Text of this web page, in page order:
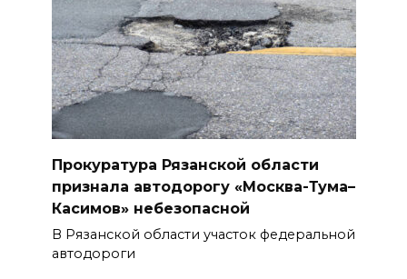
Прокуратура Рязанской области
признала автодорогу «Москва-Тума–
Касимов» небезопасной
В Рязанской области участок федеральной
автодороги